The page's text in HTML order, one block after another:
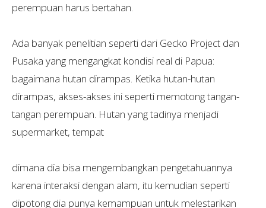
perempuan harus bertahan.
Ada banyak penelitian seperti dari Gecko Project dan
Pusaka yang mengangkat kondisi real di Papua:
bagaimana hutan dirampas. Ketika hutan-hutan
dirampas, akses-akses ini seperti memotong tangan-
tangan perempuan. Hutan yang tadinya menjadi
supermarket, tempat
dimana dia bisa mengembangkan pengetahuannya
karena interaksi dengan alam, itu kemudian seperti
dipotong dia punya kemampuan untuk melestarikan